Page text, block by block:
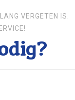
VERGETEN IS.